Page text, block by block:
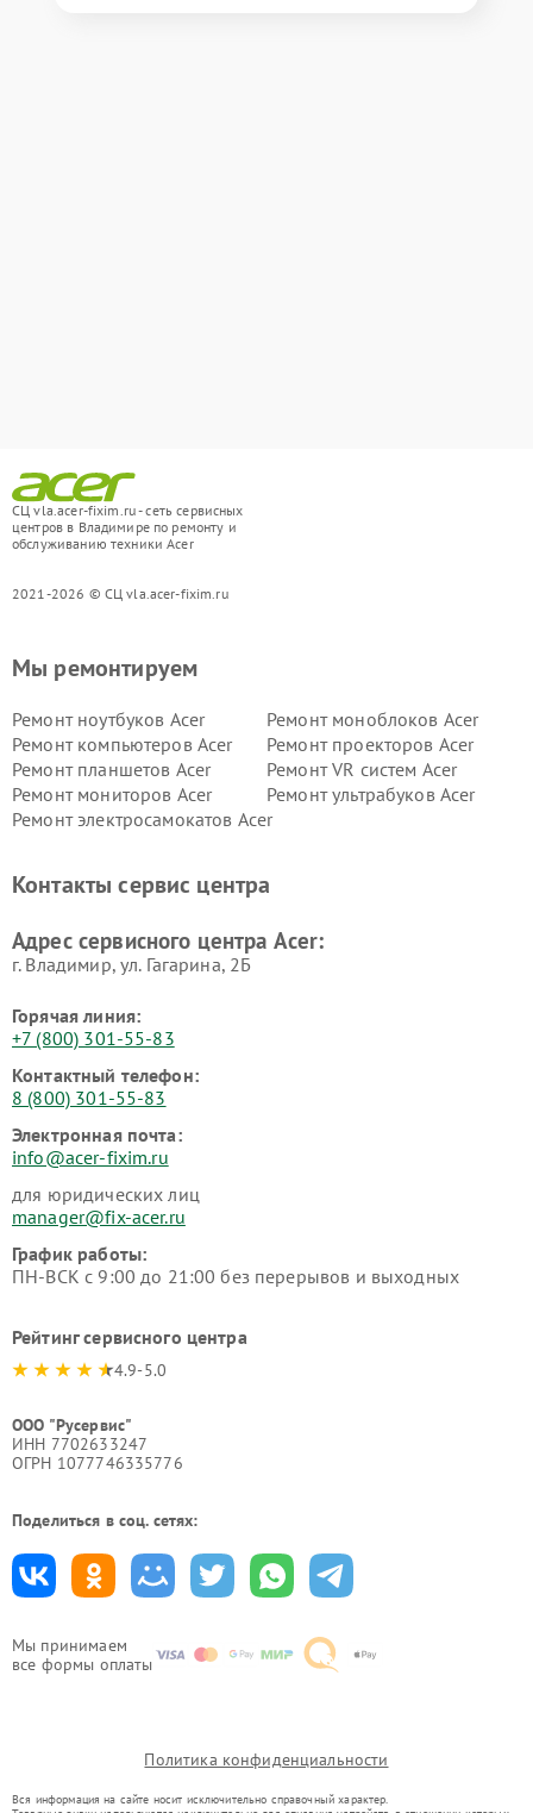
СЦ vla.acer-fixim.ru - сеть сервисных
центров в Владимире по ремонту и
обслуживанию техники Acer
2021-2026 © СЦ vla.acer-fixim.ru
Мы принимаем
все формы оплаты
Мы ремонтируем
Ремонт ноутбуков Acer
Ремонт моноблоков Acer
Ремонт компьютеров Acer
Ремонт проекторов Acer
Ремонт планшетов Acer
Ремонт VR систем Acer
Ремонт мониторов Acer
Ремонт ультрабуков Acer
Ремонт электросамокатов Acer
Контакты сервис центра
Адрес сервисного центра Acer:
г. Владимир, ул. Гагарина, 2Б
Горячая линия:
+7 (800) 301-55-83
Контактный телефон:
8 (800) 301-55-83
Электронная почта:
info@acer-fixim.ru
для юридических лиц
manager@fix-acer.ru
График работы:
ПН-ВСК с 9:00 до 21:00 без перерывов и выходных
Рейтинг сервисного центра
4.9-5.0
ООО "Русервис"
ИНН 7702633247
ОГРН 1077746335776
Поделиться в соц. сетях:
Политика конфиденциальности
Вся информация на сайте носит исключительно справочный характер.